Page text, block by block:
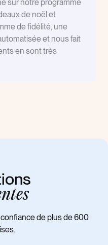
sur notre programme
de noël et
de fidélité, une
et nous fait
en sont très
confiance de plus de 600